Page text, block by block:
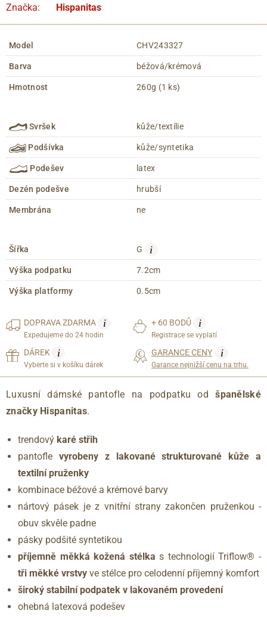
Značka:
Hispanitas
Model CHV243327
Barva béžová/krémová
Hmotnost 260g (1 ks)
Svršek kůže/textílie
Podšívka kůže/syntetika
Podešev latex
Dezén podešve hrubší
Membrána ne
Šířka G i
Výška podpatku 7.2cm
Výška platformy 0.5cm
DOPRAVAZDARMA i
Expedujeme do 24 hodin
+ 60 BODŮ i
Registrace se vyplatí
DÁREK i
Vyberte si v košíku dárek
GARANCE CENY i
Garance nejnižší cenu na trhu.
Luxusní dámské pantofle na podpatku odšpanělské
značky Hispanitas.
trendový karé střih
pantofle vyrobeny z lakované strukturované kůže a
textilní pruženky
kombinace béžové a krémové barvy
nártový pásek je z vnitřní strany zakončen pruženkou -
obuv skvěle padne
pásky podšité syntetikou
příjemně měkká kožená stélka s technologií Triflow® -
tři měkké vrstvy ve stélce pro celodenní příjemný komfort
široký stabilní podpatek v lakovaném provedení
ohebná latexová podešev